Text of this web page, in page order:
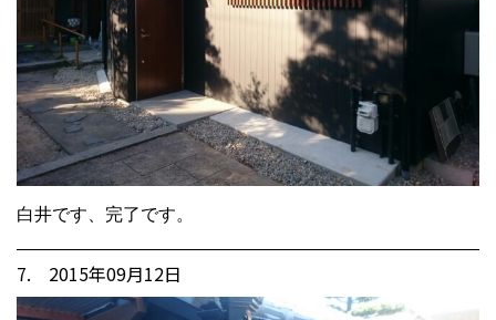
白井です、完了です。
7. 2015年09月12日